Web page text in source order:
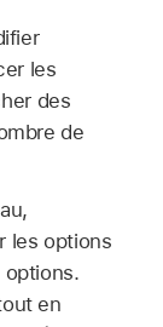
les
des
de
les options
options.
en